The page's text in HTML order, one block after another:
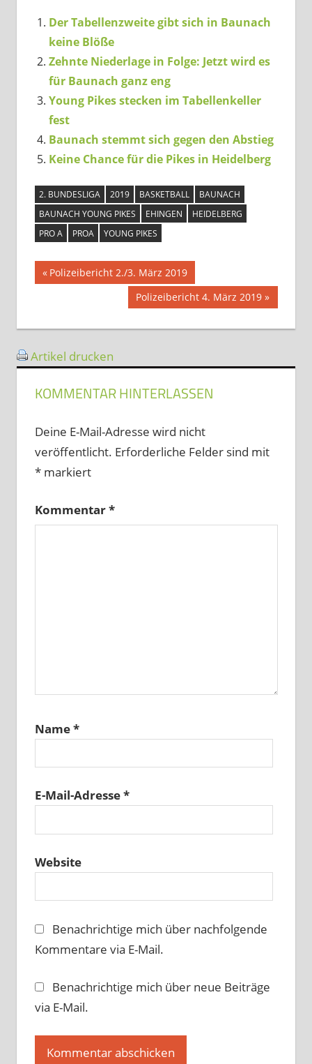
Der Tabellenzweite gibt sich in Baunach
keine Blöße
Zehnte Niederlage in Folge: Jetzt wird es
für Baunach ganz eng
Young Pikes stecken im Tabellenkeller
fest
Baunach stemmt sich gegen den Abstieg
Keine Chance für die Pikes in Heidelberg
2. BUNDESLIGA 2019 BASKETBALL
BAUNACH
BAUNACH YOUNG PIKES
EHINGEN
HEIDELBERG
PRO A
PROA YOUNG PIKES
Beitragsnavigation
Vorheriger
Beitrag:
Polizeibericht 2./3. März 2019
Nächster
Beitrag:
Polizeibericht 4. März 2019
Artikel drucken
KOMMENTAR HINTERLASSEN
Deine E-Mail-Adresse wird nicht
veröffentlicht. Erforderliche Felder sind mit
*markiert
Kommentar*
Name*
E-Mail-Adresse*
Website
Benachrichtige mich über nachfolgende
Kommentare via E-Mail.
Benachrichtige mich über neue Beiträge
via E-Mail.